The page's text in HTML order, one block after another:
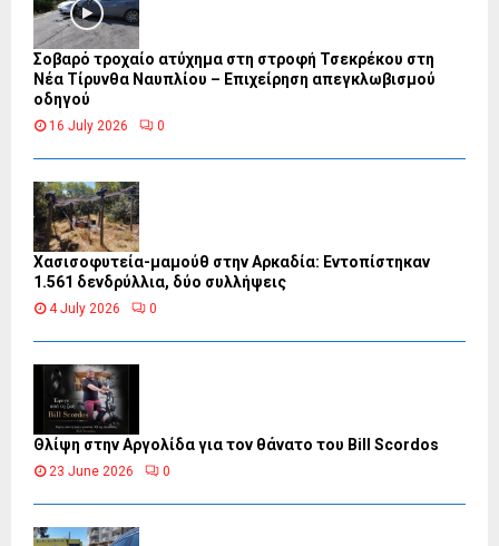
Σοβαρό τροχαίο ατύχημα στη στροφή Τσεκρέκου στη
Νέα Τίρυνθα Ναυπλίου – Επιχείρηση απεγκλωβισμού
οδηγού
16 July 2026 0
Χασισοφυτεία-μαμούθ στην Αρκαδία: Εντοπίστηκαν
1.561 δενδρύλλια, δύο συλλήψεις
4 July 2026 0
Θλίψη στην Αργολίδα για τον θάνατο του Bill Scordos
23 June 2026 0